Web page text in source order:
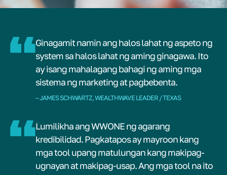
Ginagamit namin ang halos lahat ng aspeto ng
system sa halos lahat ng aming ginagawa. Ito
ay isang mahalagang bahagi ng aming mga
sistema ng marketing at pagbebenta.
– JAMES SCHWARTZ, WEALTHWAVE LEADER / TEXAS
Lumilikha ang WWONE ng agarang
kredibilidad. Pagkatapos ay mayroon kang
mga tool upang matulungan kang makipag-
ugnayan at makipag-usap. Ang mga tool na ito